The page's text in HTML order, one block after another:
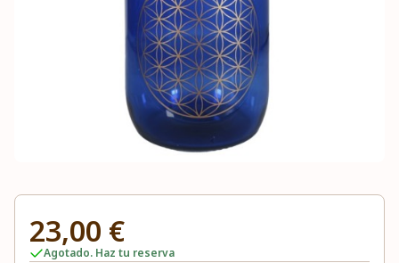
23,00 €
Agotado. Haz tu reserva